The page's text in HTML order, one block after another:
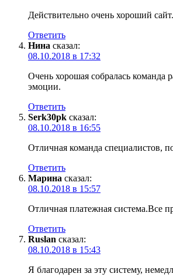
Действительно очень хороший
Ответить
Нина сказал:
08.10.2018 в 17:32
Очень хорошая собралась команда
эмоции.
Ответить
Serk30pk сказал:
08.10.2018 в 16:55
Отличная команда специалистов,
Ответить
Марина сказал:
08.10.2018 в 15:57
Отличная платежная система.Все
Ответить
Ruslan сказал:
08.10.2018 в 15:43
Я благодарен за эту систему,